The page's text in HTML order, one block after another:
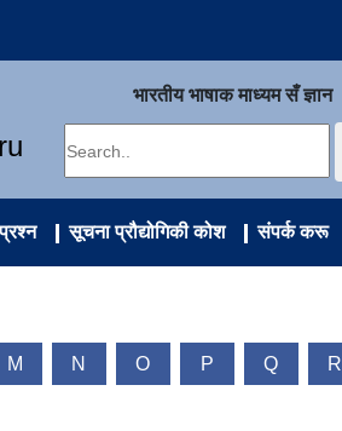
भारतीय भाषाक माध्यम सँ ज्ञान
सूचना प्रौद्योगिकी कोश संपर्क करू
M N O P Q R